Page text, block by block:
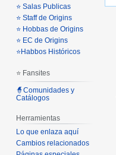
⭐ Salas Publicas
⭐ Staff de Origins
⭐ Hobbas de Origins
⭐ EC de Origins
⭐Habbos Históricos
⭐ Fansites
🧙Comunidades y
Catálogos
Herramientas
Lo que enlaza aquí
Cambios relacionados